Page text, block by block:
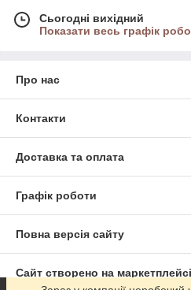
Сьогодні вихідний
Показати весь графік
Про нас
Контакти
Доставка та оплата
Графік роботи
Повна версія сайту
Сайт створено на маркетплейсі